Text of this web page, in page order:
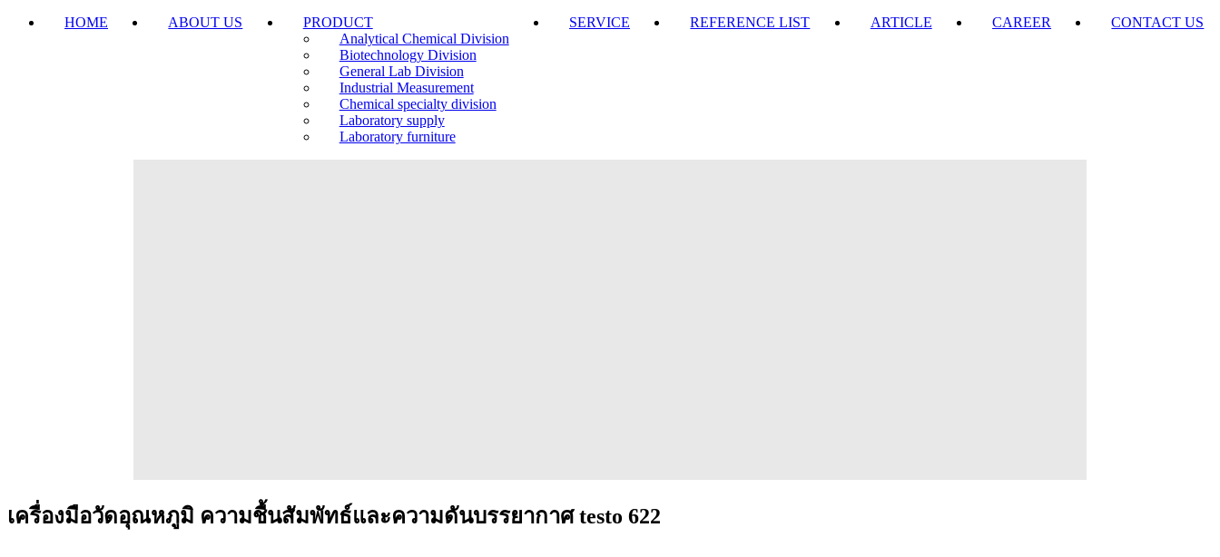
HOME ABOUT US
PRODUCT
Analytical Chemical Division
Biotechnology Division
General Lab Division
Industrial Measurement
Chemical specialty division
Laboratory supply
Laboratory furniture
SERVICE REFERENCE LIST ARTICLE CAREER CONTACT US
เครื่องมือวัดอุณหภูมิ ความชื้นสัมพัทธ์และความดันบรรยากาศ testo 622